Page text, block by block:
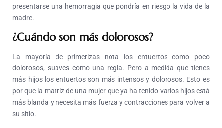
presentarse una hemorragia que pondría en riesgo la vida de la
madre.
¿Cuándo son más dolorosos?
La mayoría de primerizas nota los entuertos como poco
dolorosos, suaves como una regla. Pero a medida que tienes
más hijos los entuertos son más intensos y dolorosos. Esto es
por que la matriz de una mujer que ya ha tenido varios hijos está
más blanda y necesita más fuerza y contracciones para volver a
su sitio.